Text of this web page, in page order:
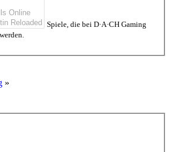
Spiele, die bei D·A·CH Gaming
»